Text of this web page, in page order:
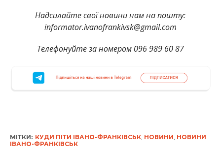
Надсилайте свої новини нам на пошту:
informator.ivanofrankivsk@gmail.com
Телефонуйте за номером 096 989 60 87
МІТКИ: КУДИ ПІТИ ІВАНО-ФРАНКІВСЬК, НОВИНИ НОВИНИ
ІВАНО-ФРАНКІВСЬК